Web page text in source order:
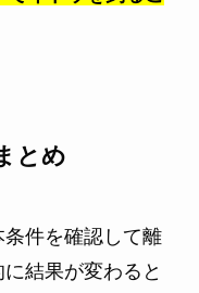
とめ
件を確認して離
結果が変わると